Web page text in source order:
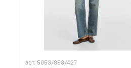
арт. 5053/853/427